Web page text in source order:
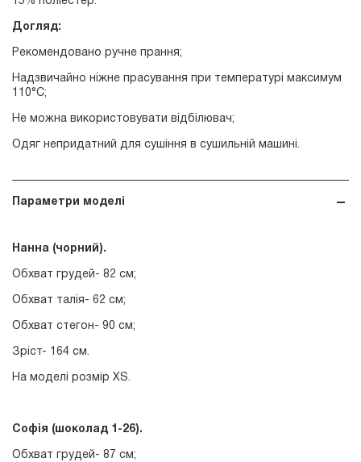
Догляд:
Рекомендовано ручне прання;
Надзвичайно ніжне прасування при температурі максимум
110°С;
Не можна використовувати відбілювач;
Одяг непридатний для сушіння в сушильній машині.
Параметри моделі
Нанна (чорний).
Обхват грудей- 82 см;
Обхват талія- 62 см;
Обхват стегон- 90 см;
Зріст- 164 см.
На моделі розмір ХS.
Софія (шоколад 1-26).
Обхват грудей- 87 см;